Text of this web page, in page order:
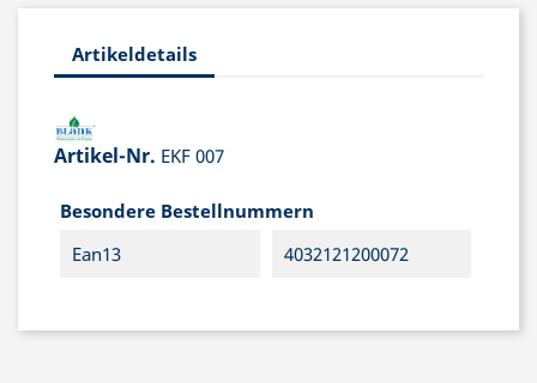
Artikeldetails
Artikel-Nr. EKF 007
Besondere Bestellnummern
Ean13
4032121200072